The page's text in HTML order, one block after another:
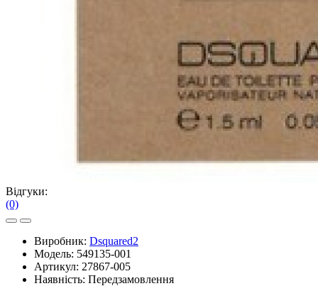
Відгуки:
(0)
Виробник: Dsquared2
Модель: 549135-001
Артикул: 27867-005
Наявність: Передзамовлення